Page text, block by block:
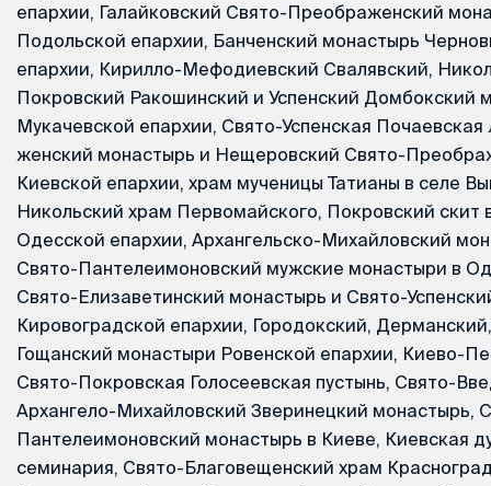
епархии, Галайковский Свято-Преображенский
Подольской епархии, Банченский монастырь
епархии, Кирилло-Мефодиевский Свалявский,
Покровский Ракошинский и Успенский Домбокский
Мукачевской епархии, Свято-Успенская
женский монастырь и Нещеровский Свято-
Киевской епархии, храм мученицы Татианы в селе
Никольский храм Первомайского, Покровский скит
Одесской епархии, Архангельско-Михайловский
Свято-Пантелеимоновский мужские монастыри в
Свято-Елизаветинский монастырь и Свято-
Кировоградской епархии, Городокский,
Гощанский монастыри Ровенской епархии, Киево-
Свято-Покровская Голосеевская пустынь, Свято-
Архангело-Михайловский Зверинецкий монастырь,
Пантелеимоновский монастырь в Киеве, Киевская
семинария, Свято-Благовещенский храм